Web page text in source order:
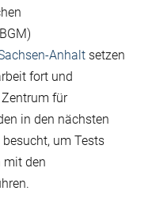
Anhaltsetzen
fort und
Zentrum für
in den nächsten
besucht, um Tests
mit den